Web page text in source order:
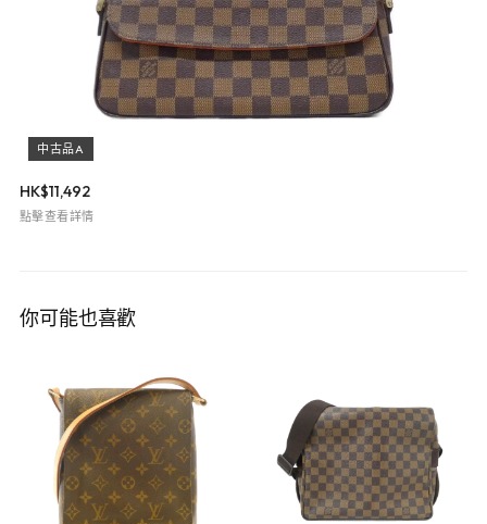
中古品A
HK$11,492
點擊查看詳情
你可能也喜歡